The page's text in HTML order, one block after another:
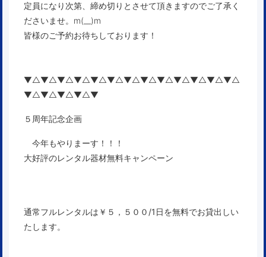
定員になり次第、締め切りとさせて頂きますのでご了承く
ださいませ。m(__)m
皆様のご予約お待ちしております！
▼△▼△▼△▼△▼△▼△▼△▼△▼△▼△▼△▼△▼△
▼△▼△▼△▼△▼
５周年記念企画
今年もやりまーす！！！
大好評のレンタル器材無料キャンペーン
通常フルレンタルは￥５，５００/1日を無料でお貸出しい
たします。